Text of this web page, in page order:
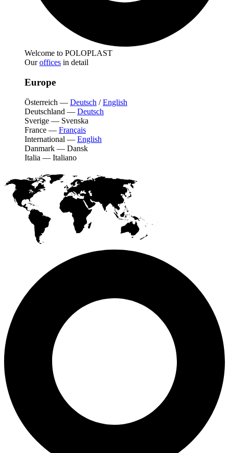
Welcome to POLOPLAST
Ouroffices in detail
Europe
Österreich — Deutsch /English
Deutschland — Deutsch
Sverige — Svenska
France — Français
International — English
Danmark — Dansk
Italia — Italiano